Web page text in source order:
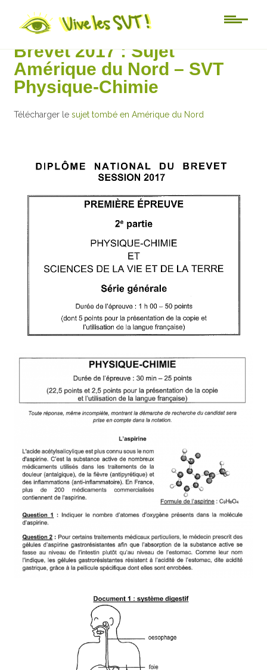
Au jour le jour
Brevet 2017 : Sujet
Amérique du Nord – SVT
Physique-Chimie
Télécharger lesujet tombé en Amérique du Nord